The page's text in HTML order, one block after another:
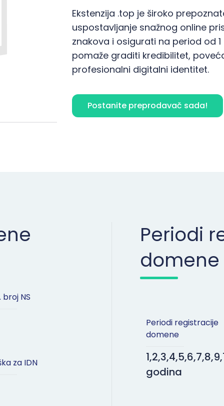
Ekstenzija .top je široko
uspostavljanje snažnog online
znakova i osigurati na period od
pomaže graditi kredibilitet,
profesionalni digitalni identitet.
Postanite preprodavač sada!
broj NS
za IDN
Periodi
domene
Periodi registracije
domene
godina